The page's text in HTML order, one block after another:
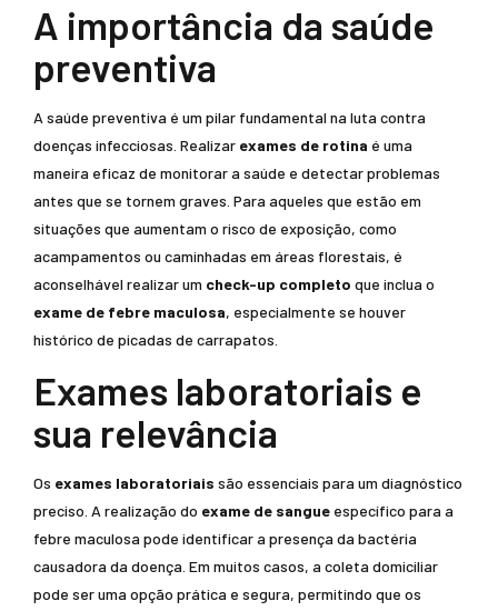
A importância da saúde
preventiva
A saúde preventiva é um pilar fundamental na luta contra
doenças infecciosas. Realizar exames de rotina é uma
maneira eficaz de monitorar a saúde e detectar problemas
antes que se tornem graves. Para aqueles que estão em
situações que aumentam o risco de exposição, como
acampamentos ou caminhadas em áreas florestais, é
aconselhável realizar um check-up completo que inclua o
exame de febre maculosa, especialmente se houver
histórico de picadas de carrapatos.
Exames laboratoriais e
sua relevância
Os exames laboratoriais são essenciais para um diagnóstico
preciso. A realização do exame de sangue específico para a
febre maculosa pode identificar a presença da bactéria
causadora da doença. Em muitos casos, a coleta domiciliar
pode ser uma opção prática e segura, permitindo que os